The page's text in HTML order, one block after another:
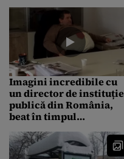
Imagini incredibile cu
un director de instituție
publică din România,
beat în timpul
concediat imediat ce
filmarea a fost difuzată